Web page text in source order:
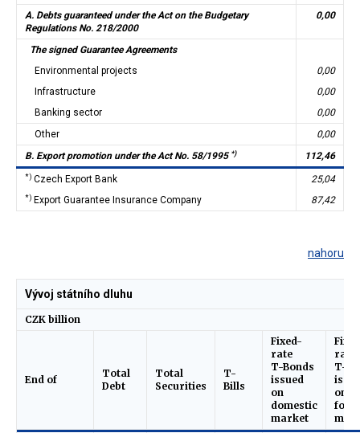
A. Debts guaranteed under the Act on the Budgetary
Regulations No. 218/2000
0,00
The signed Guarantee Agreements
Environmental projects
0,00
Infrastructure
0,00
Banking sector
0,00
Other
0,00
B. Export promotion under the Act No. 58/1995 *) 112,46
*) Czech Export Bank 25,04
*) Export Guarantee Insurance Company 87,42
nahoru
CZK billion
End of
Total
Debt
Total
Securities
T-
Bills
Fixed-
rate
T-Bonds
issued
on
domestic
market
rate
T-
on
Vývoj státního dluhu